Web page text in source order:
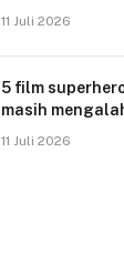
11 Juli 2026
5 film
masih
11 Juli 2026